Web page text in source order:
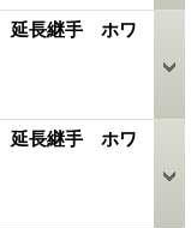
延長継手 ホワ
延長継手 ホワ